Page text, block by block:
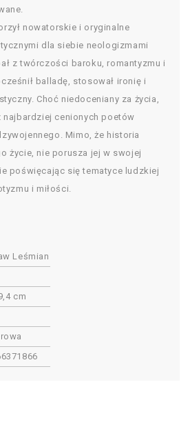
nowatorskie i oryginalne
dla siebie neologizmami
z twórczości baroku, romantyzmu i
balladę, stosował ironię i
Choć niedoceniany za życia,
najbardziej cenionych poetów
Mimo, że historia
życie, nie porusza jej w swojej
poświęcając się tematyce ludzkiej
i miłości.
Leśmian
cm